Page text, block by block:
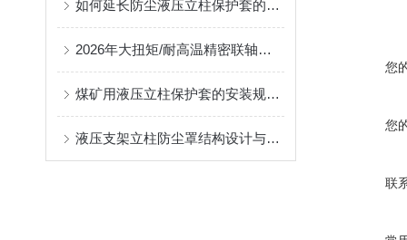
如何延长防尘液压立柱保护套的使用寿命？
2026年大扭矩/耐高温精密联轴器定制找哪家？能实现精准定制的优质厂家盘点
煤矿用液压立柱保护套的安装规范与使用寿命提升方案
液压支架立柱防尘罩结构设计与密封防护原理
您
您
联